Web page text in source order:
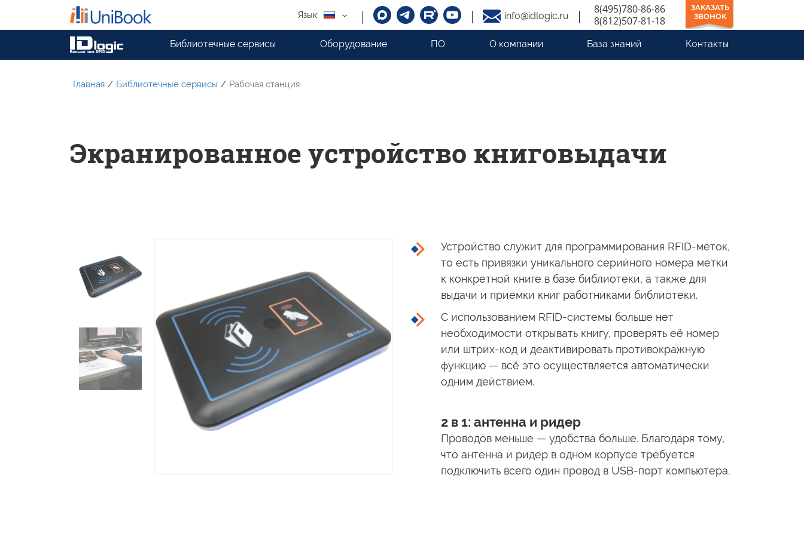
Язык: info@idlogic.ru
8(495)780-86-86
8(812)507-81-18
ЗАКАЗАТЬ
ЗВОНОК
Библиотечные сервисы Оборудование ПО О компании База знаний Контакты
Главная / Библиотечные сервисы / Рабочая станция
Экранированное устройство книговыдачи
Устройство служит для программирования RFID-меток,
то есть привязки уникального серийного номера метки
к конкретной книге в базе библиотеки, а также для
выдачи и приемки книг работниками библиотеки.
С использованием RFID-системы больше нет
необходимости открывать книгу, проверять её номер
или штрих-код и деактивировать противокражную
функцию — всё это осуществляется автоматически
одним действием.
2 в 1: антенна и ридер
Проводов меньше — удобства больше. Благодаря тому,
что антенна и ридер в одном корпусе требуется
подключить всего один провод в USB-порт компьютера.